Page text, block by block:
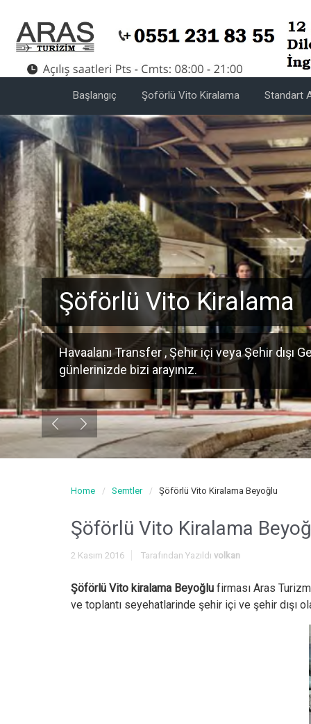
Başlangıç Şoförlü Vito Kiralama Standart
Şöförlü Vito Kiralama
Havaalanı Transfer , Şehir içi veya Şehir dışı
günlerinizde bizi arayınız.
Home Semtler Şöförlü Vito Kiralama Beyoğlu
Şöförlü Vito Kiralama
2 Kasım 2016 Tarafından Yazıldı volkan
Şöförlü Vito kiralama Beyoğlu firması Aras
ve toplantı seyehatlarinde şehir içi ve şehir dışı